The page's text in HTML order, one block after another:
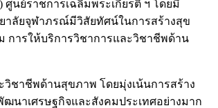
นย์ราชการเฉลิมพระเกียรติ ฯ โดยมี
าลัยจุฬาภรณ์มีวิสัยทัศน์ในการสร้างสุข
การให้บริการวิชาการและวิชาชีพด้าน
ชาชีพด้านสุขภาพ โดยมุ่งเน้นการสร้าง
นาเศรษฐกิจและสังคมประเทศอย่างมาก